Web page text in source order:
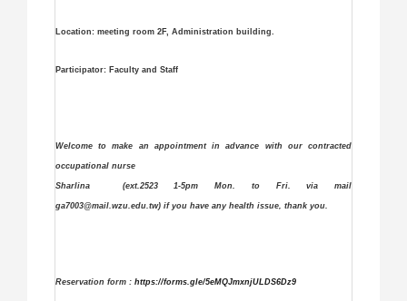
Location: meeting room 2F, Administration building.
Participator: Faculty and Staff
Welcome to make an appointment in advance with our contracted
occupational nurse
Sharlina (ext.2523 1-5pm Mon. to Fri. via mail
ga7003@mail.wzu.edu.tw) if you have any health issue, thank you.
Reservation form : https://forms.gle/5eMQJmxnjULDS6Dz9